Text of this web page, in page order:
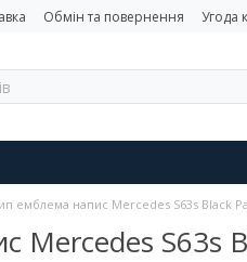
Обмін та повернення Угода
емблема напис Mercedes S63s Black
Mercedes S63s